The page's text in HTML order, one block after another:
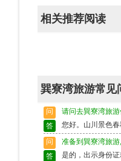
相关推荐阅读
巽寮湾旅游常见
问
请问去巽寮湾旅
答
您好。山川景色
问
准备到巽寮湾旅
答
是的，出示身份